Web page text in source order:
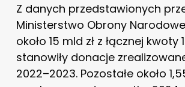
Z danych przedstawionych
Ministerstwo Obrony
około 15 mld zł z łącznej kwoty
stanowiły donacje
2022–2023. Pozostałe około